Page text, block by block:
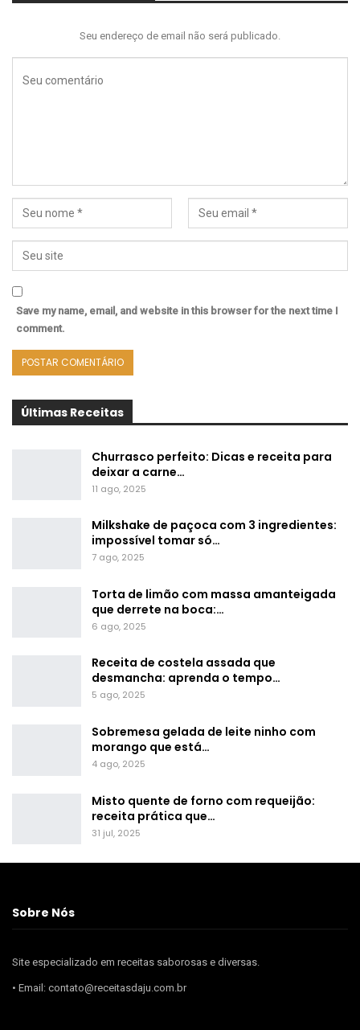
Seu endereço de email não será publicado.
Save my name, email, and website in this browser for the next time I
comment.
Últimas Receitas
Churrasco perfeito: Dicas e receita para
deixar a carne…
11 ago, 2025
Milkshake de paçoca com 3 ingredientes:
impossível tomar só…
7 ago, 2025
Torta de limão com massa amanteigada
que derrete na boca:…
6 ago, 2025
Receita de costela assada que
desmancha: aprenda o tempo…
5 ago, 2025
Sobremesa gelada de leite ninho com
morango que está…
4 ago, 2025
Misto quente de forno com requeijão:
receita prática que…
31 jul, 2025
Sobre Nós
Site especializado em receitas saborosas e diversas.
• Email: contato@receitasdaju.com.br